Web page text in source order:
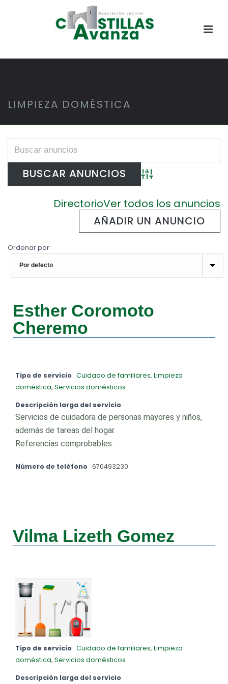
LIMPIEZA DOMÉSTICA
Búsqueda avanzada
DirectorioVer todos los anuncios
AÑADIR UN ANUNCIO
Ordenar por:
Esther Coromoto
Cheremo
Tipo de servicio Cuidado de familiares, Limpieza
doméstica, Servicios domésticos
Descripción larga del servicio
Servicios de cuidadora de personas mayores y niños,
además de tareas del hogar.
Referencias comprobables.
Número de teléfono 670493230
Vilma Lizeth Gomez
Tipo de servicio Cuidado de familiares, Limpieza
doméstica, Servicios domésticos
Descripción larga del servicio